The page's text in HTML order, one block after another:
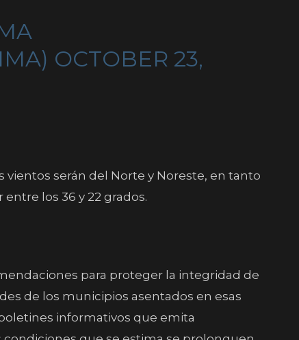
OCTOBER 23,
vientos serán del Norte y Noreste, en tanto
los 36 y 22 grados.
para proteger la integridad de
de los municipios asentados en esas
informativos que emita